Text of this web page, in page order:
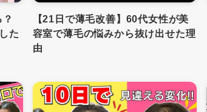
た
【21日で薄毛改善】60代女性が美
容室で薄毛の悩みから抜け出せた理
由